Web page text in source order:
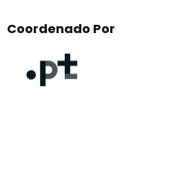
Coordenado Por